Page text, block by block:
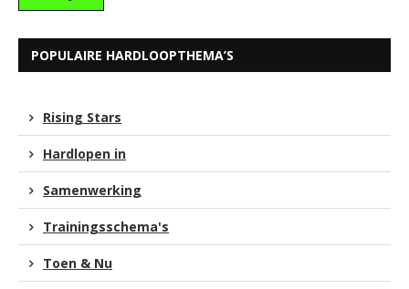
POPULAIRE HARDLOOPTHEMA’S
Rising Stars
Hardlopen in
Samenwerking
Trainingsschema's
Toen & Nu